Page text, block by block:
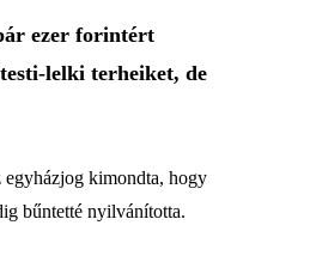
ezer forintért
lelki terheiket, de
egyházjog kimondta, hogy
bűntetté nyilvánította.